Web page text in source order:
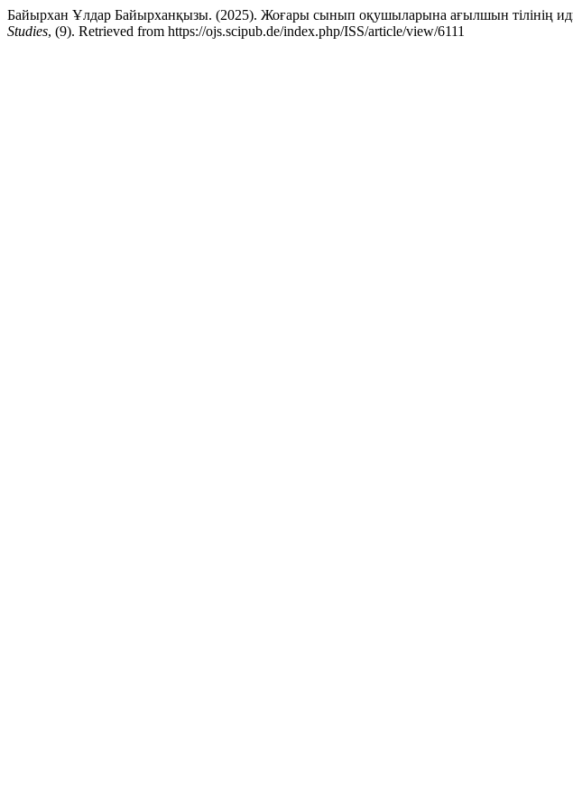
Байырхан Ұлдар Байырханқызы. (2025). Жоғары сынып оқушыларына ағылшын тілінің
Studies, (9). Retrieved from https://ojs.scipub.de/index.php/ISS/article/view/6111